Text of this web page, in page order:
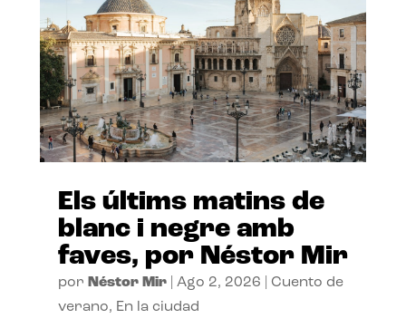
Els últims matins de
blanc i negre amb
faves, por Néstor Mir
por Néstor Mir| Ago 2, 2026
Cuento de
verano, En la ciudad